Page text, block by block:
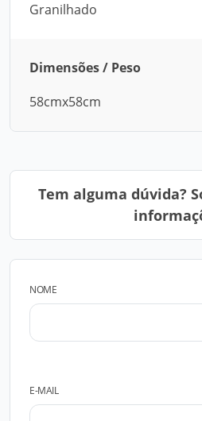
Granilhado
Dimensões / Peso
58cmx58cm
Tem alguma dúvida?
NOME
E-MAIL